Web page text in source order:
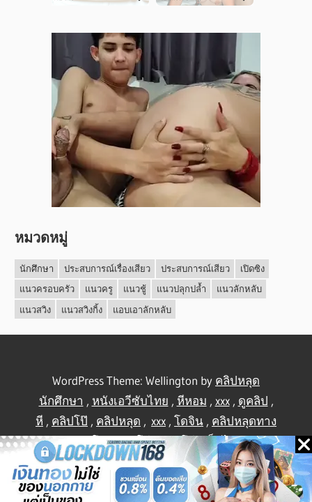
หมวดหมู่
นักศึกษา ประสบการณ์เรื่องเสียว ประสบการณ์เสียว
เปิดซิง
แนวครอบครัว
แนวครู แนวชู้ แนวปลุกปล้ำ
แนวลักหลับ
แนวสวิง
แนวสวิงกิ้ง แอบเอาลักหลับ
WordPress Theme: Wellington by คลิปหลุด
นักศึกษา , หนังเอวีซับไทย , หีหอม , xxx, ดูคลิป ,
หี , คลิปโป๊ , คลิปหลุด , xxx , โดจิน , คลิปหลุดทาง
บ้าน,คลิปโป้,คลิปโป๊,คลิปโป๊,เย็ดไทย,คลิป
หลุดไทย